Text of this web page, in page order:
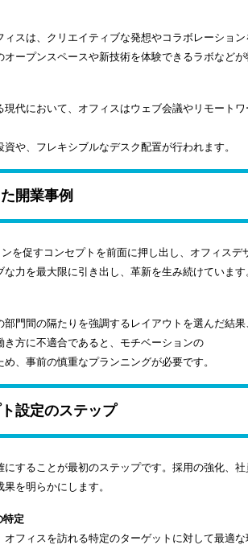
ィスは、クリエイティブな発想やコラボレーショ
オープンスペースや新技術を体験できるラボなど
現代において、オフィスはウェブ会議やリモート
や、フレキシブルなデスク配置が行われます。
開業事例
を促すコンセプトを前面に押し出し、オフィス
な力を最大限に引き出し、革新を生み続けています
門間の隔たりを強調するレイアウトを選んだ結
き方に不適合であると、モチベーションの
、事前の慎重なプランニングが必要です。
設定のステップ
にすることが最初のステップです。採用の強化、
を明らかにします。
特定
フィスを訪れる特定のターゲットに対して最適